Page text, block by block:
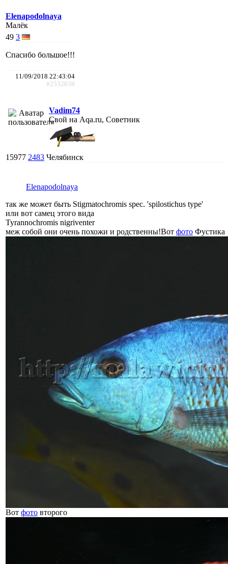
Elenapodolnaya
Малёк
49 3
Спасибо большое!!!
11/09/2018 22:43:04
#2532638
Vadim74
Свой на Aqa.ru, Советник
15977 2483 Челябинск
Elenapodolnaya
так же может быть Stigmatochromis spec. 'spilostichus type'
или вот самец этого вида
Tyrannochromis nigriventer
меж собой они очень похожи и родственны!Вот фото Фустика
Вот фото второго